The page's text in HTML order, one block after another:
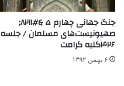
جنگ ‌جهانی ‌چهارم‌ ۵ &#۸۲۱۱;
صهیونیست‌‌های‌ مسلمان / جلسه
۴۲۶کلبه کرامت
۶ بهمن ۱۳۹۲